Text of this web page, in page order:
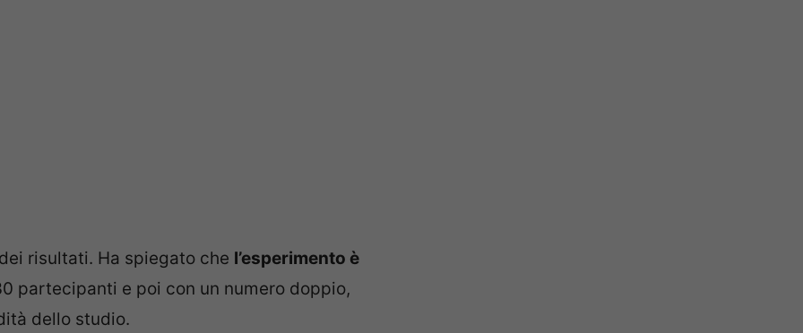
risultati. Ha spiegato che l’esperimento è
partecipanti e poi con un numero doppio,
dello studio.